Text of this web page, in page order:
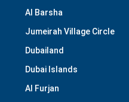
Al Barsha
Jumeirah Village Circle
Dubailand
Dubai Islands
Al Furjan